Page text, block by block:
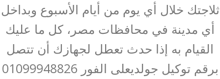
ثلاجتك خلال أي يوم من أيام الأسبوع وبداخل
أي مدينة في محافظات مصر، كل ما عليك
القيام به إذا حدث تعطل لجهازك أن تتصل
برقم توكيل جولديعلى الفور 01099948826